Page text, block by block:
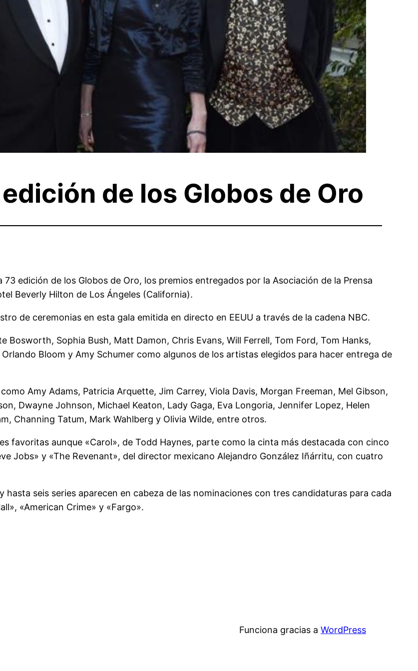
de los Globos de Oro
73 edición de los Globos de Oro, los premios entregados por la Asociación de la Prensa
Beverly Hilton de Los Ángeles (California).
de ceremonias en esta gala emitida en directo en EEUU a través de la cadena NBC.
Bosworth, Sophia Bush, Matt Damon, Chris Evans, Will Ferrell, Tom Ford, Tom Hanks,
Bloom y Amy Schumer como algunos de los artistas elegidos para hacer entrega de
Amy Adams, Patricia Arquette, Jim Carrey, Viola Davis, Morgan Freeman, Mel Gibson,
Dwayne Johnson, Michael Keaton, Lady Gaga, Eva Longoria, Jennifer Lopez, Helen
Channing Tatum, Mark Wahlberg y Olivia Wilde, entre otros.
favoritas aunque «Carol», de Todd Haynes, parte como la cinta más destacada con cinco
Jobs» y «The Revenant», del director mexicano Alejandro González Iñárritu, con cuatro
seis series aparecen en cabeza de las nominaciones con tres candidaturas para cada
«American Crime» y «Fargo».
Funciona gracias a WordPress